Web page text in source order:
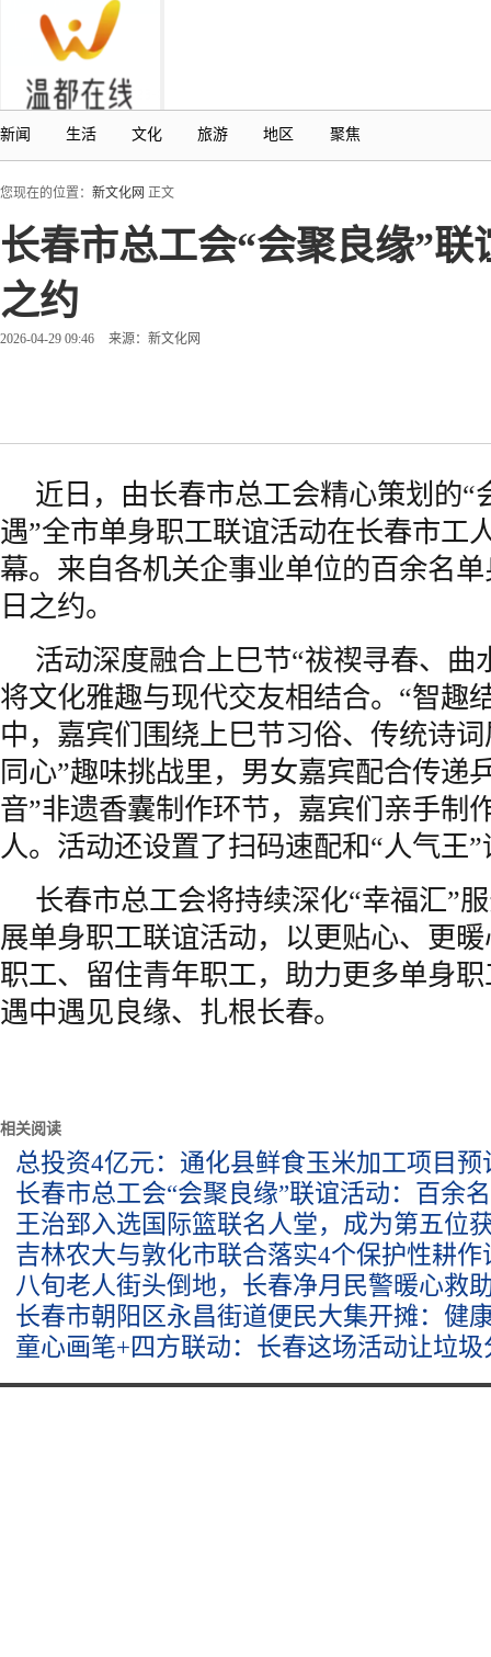
新闻 生活 文化 旅游 地区 聚焦
您现在的位置： 新文化网 正文
长春市总工会“会聚良缘”
之约
2026-04-29 09:46 来源：新文化网
近日，由长春市总工会精心策划的“
遇”全市单身职工联谊活动在长春市工
幕。来自各机关企事业单位的百余名
日之约。
活动深度融合上巳节“祓禊寻春、曲
将文化雅趣与现代交友相结合。“智趣
中，嘉宾们围绕上巳节习俗、传统诗
同心”趣味挑战里，男女嘉宾配合传递
音”非遗香囊制作环节，嘉宾们亲手制
人。活动还设置了扫码速配和“人气王
长春市总工会将持续深化“幸福汇”
展单身职工联谊活动，以更贴心、更
职工、留住青年职工，助力更多单身
遇中遇见良缘、扎根长春。
相关阅读
总投资4亿元：通化县鲜食玉米加工项目预
长春市总工会“会聚良缘”联谊活动：百余
王治郅入选国际篮联名人堂，成为第五位
吉林农大与敦化市联合落实4个保护性耕作
八旬老人街头倒地，长春净月民警暖心救
长春市朝阳区永昌街道便民大集开摊：健
童心画笔+四方联动：长春这场活动让垃